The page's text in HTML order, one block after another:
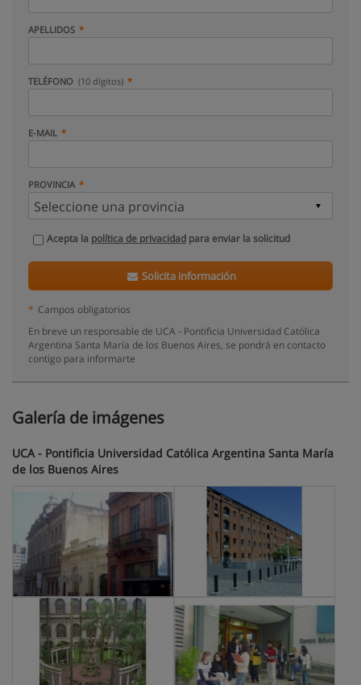
APELLIDOS
TELÉFONO (10 dígitos)
E-MAIL
PROVINCIA
Acepta la política de privacidad para enviar la solicitud
Solicita información
* Campos obligatorios
En breve un responsable de UCA - Pontificia Universidad Católica
Argentina Santa María de los Buenos Aires, se pondrá en contacto
contigo para informarte
Galería de imágenes
UCA - Pontificia Universidad Católica Argentina Santa María
de los Buenos Aires